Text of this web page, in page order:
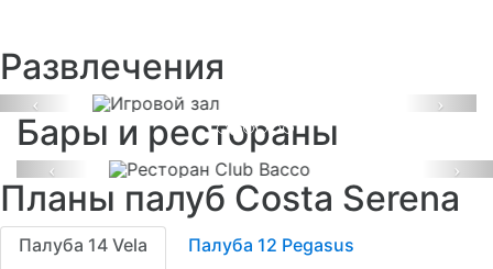
Развлечения
Previous Next
Бары и рестораны
Ресторан Club Bacco
Previous
Планы палуб Costa Serena
Палуба 14 Vela Палуба 12 Pegasus